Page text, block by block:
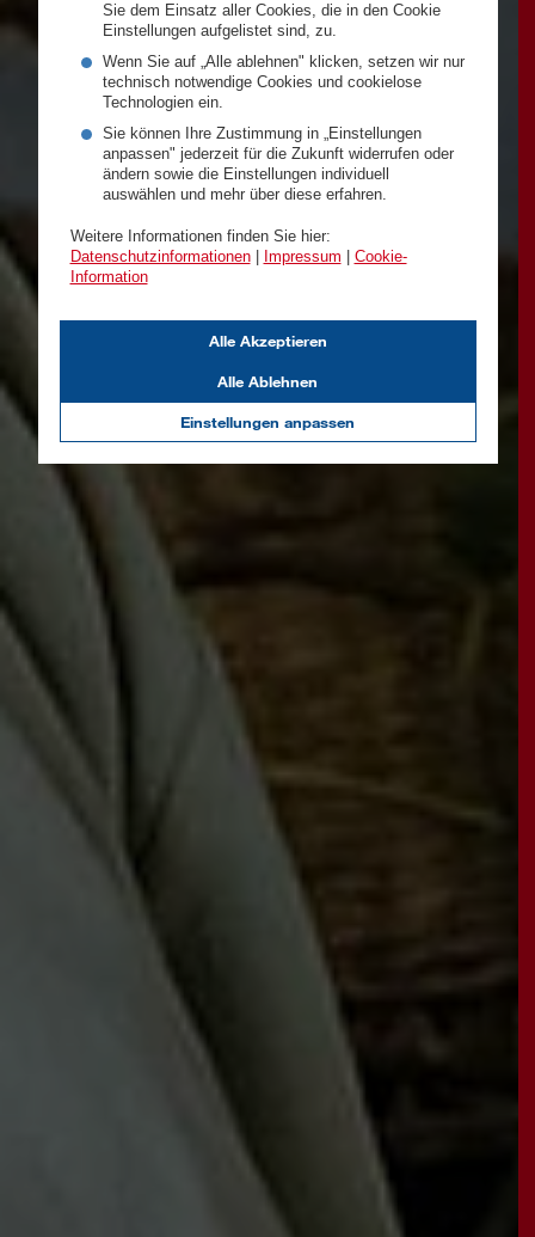
Sie dem Einsatz aller Cookies, die in den Cookie
Einstellungen aufgelistet sind, zu.
Wenn Sie auf „Alle ablehnen" klicken, setzen wir nur
technisch notwendige Cookies und cookielose
Technologien ein.
Sie können Ihre Zustimmung in „Einstellungen
anpassen" jederzeit für die Zukunft widerrufen oder
ändern sowie die Einstellungen individuell
auswählen und mehr über diese erfahren.
Weitere Informationen finden Sie hier:
Datenschutzinformationen| Impressum
Cookie-
Information
Einstellungen anpassen
Alle Ablehnen
Alle Akzeptieren